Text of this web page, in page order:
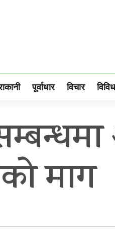
पूर्वाधार विचार विविध
माग